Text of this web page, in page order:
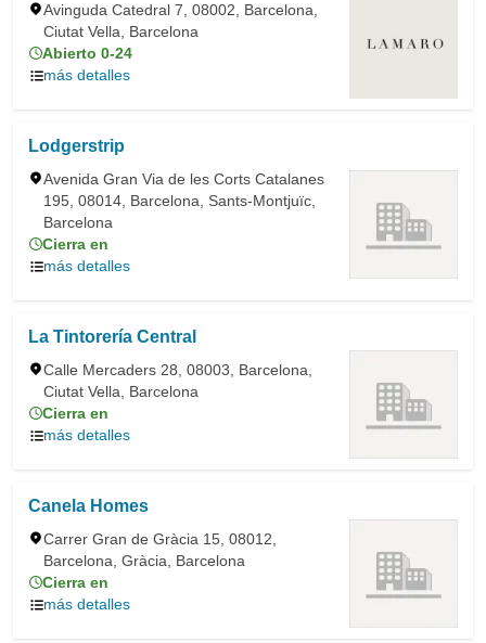
Avinguda Catedral 7, 08002, Barcelona,
Ciutat Vella, Barcelona
Abierto 0-24
más detalles
Lodgerstrip
Avenida Gran Via de les Corts Catalanes
195, 08014, Barcelona, Sants-Montjuïc,
Barcelona
Cierra en
más detalles
La Tintorería Central
Calle Mercaders 28, 08003, Barcelona,
Ciutat Vella, Barcelona
Cierra en
más detalles
Canela Homes
Carrer Gran de Gràcia 15, 08012,
Barcelona, Gràcia, Barcelona
Cierra en
más detalles